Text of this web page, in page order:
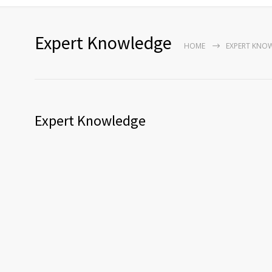
Expert Knowledge HOME EXPERT
Expert Knowledge